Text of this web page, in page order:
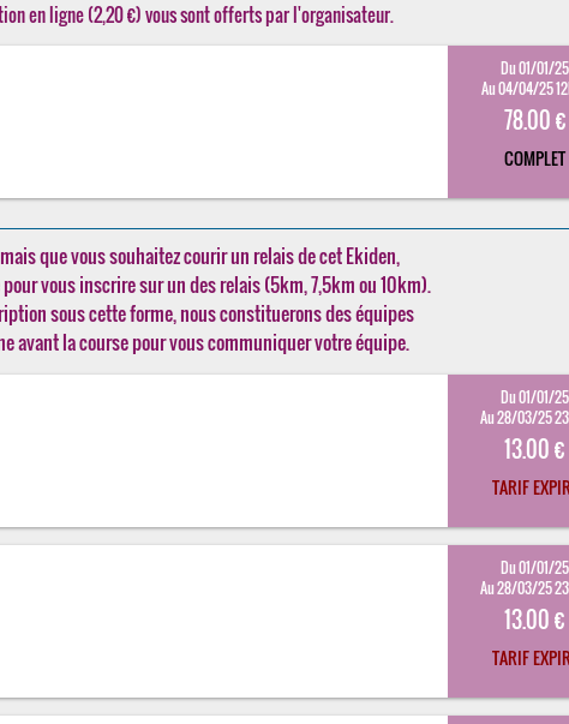
en ligne (2,20 €) vous sont offerts par l'organisateur.
Du 01/01/25
Au 04/04/25
78.00 €
COMPLET
que vous souhaitez courir un relais de cet Ekiden,
vous inscrire sur un des relais (5km, 7,5km ou 10km).
sous cette forme, nous constituerons des équipes
avant la course pour vous communiquer votre équipe.
Du 01/01/25
Au 28/03/25
13.00 €
TARIF
Du 01/01/25
Au 28/03/25
13.00 €
TARIF